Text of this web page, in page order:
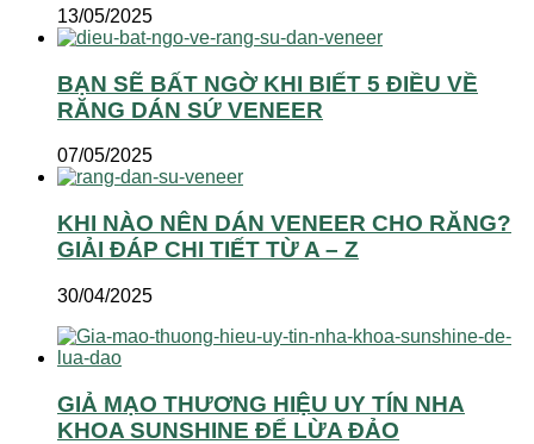
13/05/2025
BẠN SẼ BẤT NGỜ KHI BIẾT 5 ĐIỀU VỀ
RĂNG DÁN SỨ VENEER
07/05/2025
KHI NÀO NÊN DÁN VENEER CHO RĂNG?
GIẢI ĐÁP CHI TIẾT TỪ A – Z
30/04/2025
GIẢ MẠO THƯƠNG HIỆU UY TÍN NHA
KHOA SUNSHINE ĐỂ LỪA ĐẢO